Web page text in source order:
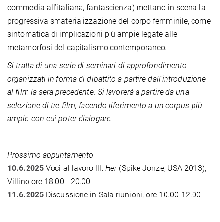
commedia all’italiana, fantascienza) mettano in scena la
progressiva smaterializzazione del corpo femminile, come
sintomatica di implicazioni più ampie legate alle
metamorfosi del capitalismo contemporaneo.
Si tratta di una serie di seminari di approfondimento
organizzati in forma di dibattito a partire dall’introduzione
al film la sera precedente. Si lavorerà a partire da una
selezione di tre film, facendo riferimento a un corpus più
ampio con cui poter dialogare.
Prossimo appuntamento
10.6.2025Voci al lavoro III:Her(Spike Jonze, USA 2013),
Villino ore 18.00 - 20.00
11.6.2025Discussione in Sala riunioni, ore 10.00-12.00